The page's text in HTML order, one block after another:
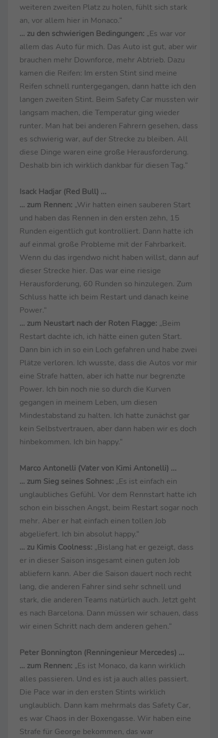
weiteren zweiten Platz zu holen, fühlt sich stark
an, vor allem hier in Monaco.“
… zu den schwierigen Bedingungen: „Es war vor
allem das Auto für mich. Das Auto ist gut, aber wir
brauchen mehr Downforce, mehr Abtrieb. Dazu
kamen die Reifen: Im ersten Stint sind meine
Reifen schnell runtergegangen, dann hatte ich den
langen zweiten Stint. Beim Safety Car mussten wir
langsam machen, die Temperatur ging wieder
runter. Man hat bei anderen Fahrern gesehen, dass
es schwierig war, auf der Strecke zu bleiben. All
diese Dinge waren eine große Herausforderung.
Deshalb bin ich wirklich dankbar für diesen Tag.“
Isack Hadjar (Red Bull) ...
… zum Rennen: „Wir hatten einen sauberen Start
und haben das Rennen in den ersten zehn, 15
Runden eigentlich gut kontrolliert. Dann hatte ich
auf einmal große Probleme mit der Fahrbarkeit.
Wenn du das irgendwo nicht haben willst, dann auf
dieser Strecke hier. Das war eine riesige
Herausforderung, 60 Runden so hinzulegen. Zum
Schluss hatte ich beim Restart und danach keine
Power.“
… zum Neustart nach der Roten Flagge: „Beim
Restart dachte ich, ich hätte einen guten Start.
Dann bin ich in so ein Loch gefahren und habe zwei
Plätze verloren. Ich wusste, dass die Autos vor mir
eine Strafe hatten, aber ich hatte nur begrenzte
Power. Ich bin noch nie so durch die Kurven
gegangen in meinem Leben, um diesen
Mindestabstand zu halten. Ich hatte zunächst gar
kein Selbstvertrauen, aber dann haben wir es doch
hinbekommen. Ich bin happy.“
Marco Antonelli (Vater von Kimi Antonelli) ...
… zum Sieg seines Sohnes: „Es ist einfach ein
unglaubliches Gefühl. Vor dem Rennstart hatte ich
schon ein bisschen Angst, beim Restart sogar noch
mehr. Aber er hat einfach einen tollen Job
abgeliefert. Ich bin absolut happy.“
… zu Kimis Coolness: „Bislang hat er gezeigt, dass
er in dieser Saison insgesamt einen guten Job
abliefern kann. Aber die Saison dauert noch recht
lang, die anderen Fahrer sind sehr schnell und
stark, die anderen Teams natürlich auch. Jetzt geht
es nach Barcelona. Dann müssen wir schauen, dass
wir einen Schritt nach dem anderen gehen.“
Peter Bonnington (Renningenieur Mercedes) ...
… zum Rennen: „Es ist Monaco, da kann wirklich
alles passieren. Und es ist ja auch alles passiert.
Die Pace war in den ersten Stints wirklich
unglaublich. Dann kam mehrmals das Safety Car,
es war Chaos in der Boxengasse. Wir haben eine
Strafe für George bekommen, das war